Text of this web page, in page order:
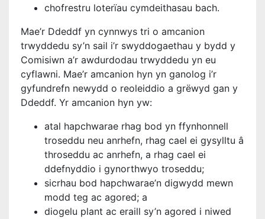
chofrestru loterïau cymdeithasau bach.
Mae’r Ddeddf yn cynnwys tri o amcanion
trwyddedu sy’n sail i’r swyddogaethau y bydd y
Comisiwn a’r awdurdodau trwyddedu yn eu
cyflawni. Mae’r amcanion hyn yn ganolog i’r
gyfundrefn newydd o reoleiddio a grëwyd gan y
Ddeddf. Yr amcanion hyn yw:
atal hapchwarae rhag bod yn ffynhonnell
troseddu neu anrhefn, rhag cael ei gysylltu â
throseddu ac anrhefn, a rhag cael ei
ddefnyddio i gynorthwyo troseddu;
sicrhau bod hapchwarae’n digwydd mewn
modd teg ac agored; a
diogelu plant ac eraill sy’n agored i niwed